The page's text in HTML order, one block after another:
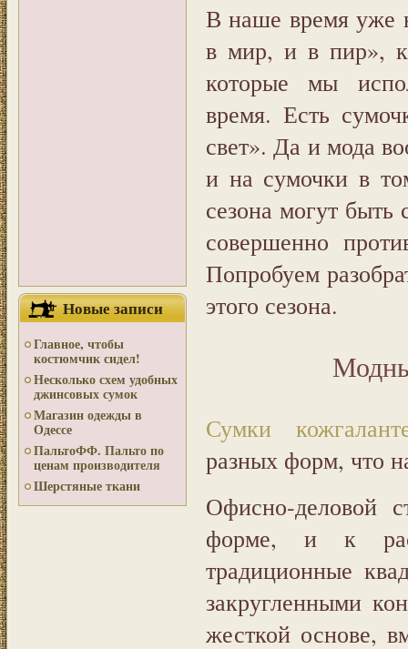
Новые записи
Главное, чтобы
костюмчик сидел!
Несколько схем удобных
джинсовых сумок
Магазин одежды в
Одессе
ПальтоФФ. Пальто по
ценам производителя
Шерстяные ткани
В наше время уже
в мир, и в пир»,
которые мы
время. Есть
свет». Да и мода
и на сумочки в
сезона могут быть
совершенно
Попробуем
этого сезона.
Сумки
разных форм, что
Офисно-деловой
форме, и к
традиционные
закругленными
жесткой основе,